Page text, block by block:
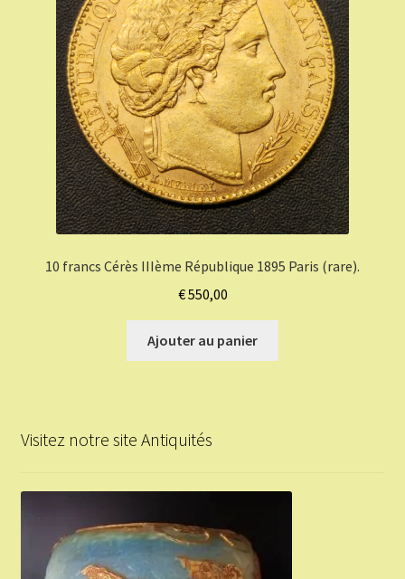
10 francs Cérès IIIème République 1895 Paris (rare).
€550,00
Ajouter au panier
Visitez notre site Antiquités